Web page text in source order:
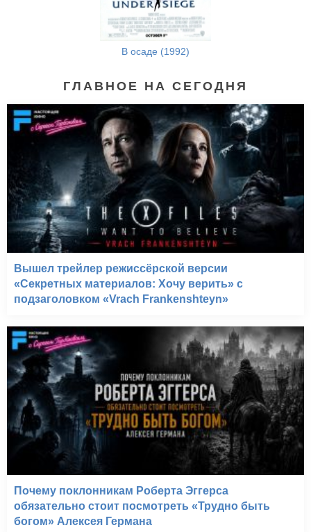
В осаде (1992)
ГЛАВНОЕ НА СЕГОДНЯ
Вышел трейлер режиссёрской версии
«Секретных материалов: Хочу верить» с
подзаголовком «Vrach Frankenshteyn»
Почему поклонникам Роберта Эггерса
обязательно стоит посмотреть «Трудно быть
богом» Алексея Германа